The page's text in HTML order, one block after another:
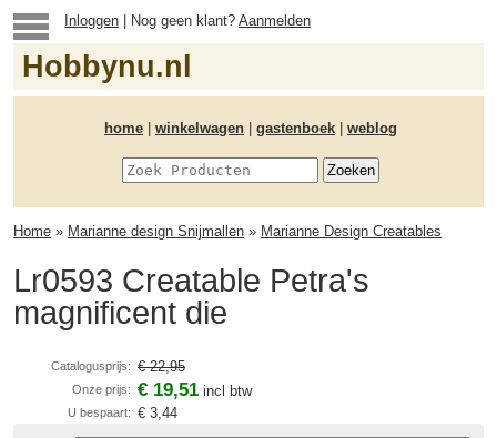
Inloggen | Nog geen klant?Aanmelden
Hobbynu.nl
home winkelwagen gastenboek weblog
Home » Marianne design Snijmallen » Marianne Design Creatables
Lr0593 Creatable Petra's
magnificent die
Catalogusprijs: € 22,95
Onze prijs: € 19,51 incl btw
U bespaart: € 3,44